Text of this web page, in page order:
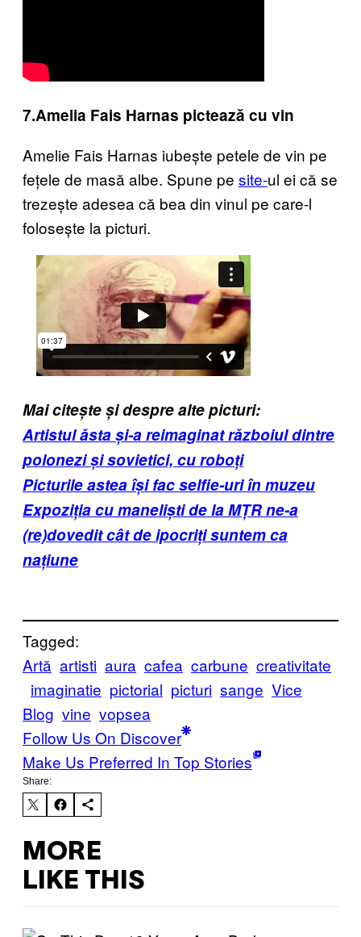
7.Amelia Fais Harnas pictează cu vin
Amelie Fais Harnas iubește petele de vin pe
fețele de masă albe. Spune pe site-ul ei că se
trezește adesea că bea din vinul pe care-l
folosește la picturi.
Mai citește și despre alte picturi:
Artistul ăsta și-a reimaginat războiul dintre
polonezi și sovietici, cu roboți
Picturile astea își fac selfie-uri în muzeu
Expoziția cu maneliști de la MȚR ne-a
(re)dovedit cât de ipocriți suntem ca
națiune
Tagged:
Artă artisti aura cafea carbune creativitate
imaginatie pictorial picturi sange Vice
Blog vine vopsea
Follow Us On Discover
Make Us Preferred In Top Stories
Share:
MORE
LIKE THIS